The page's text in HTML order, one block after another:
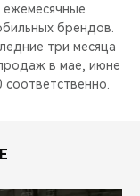
ежемесячные
брендов.
три месяца
в мае, июне